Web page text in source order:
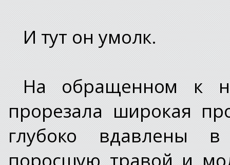
И тут он умолк.
На обращенном к
прорезала широкая
глубоко вдавлены
поросшую травой и